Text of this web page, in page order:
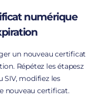
numérique
un nouveau certificat
Répétez les étapesz
SIV, modifiez les
nouveau certificat.